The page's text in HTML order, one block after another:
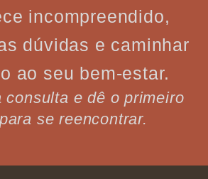
incompreendido,
dúvidas e caminhar
ao seu bem-estar.
consulta e dê o primeiro
se reencontrar.